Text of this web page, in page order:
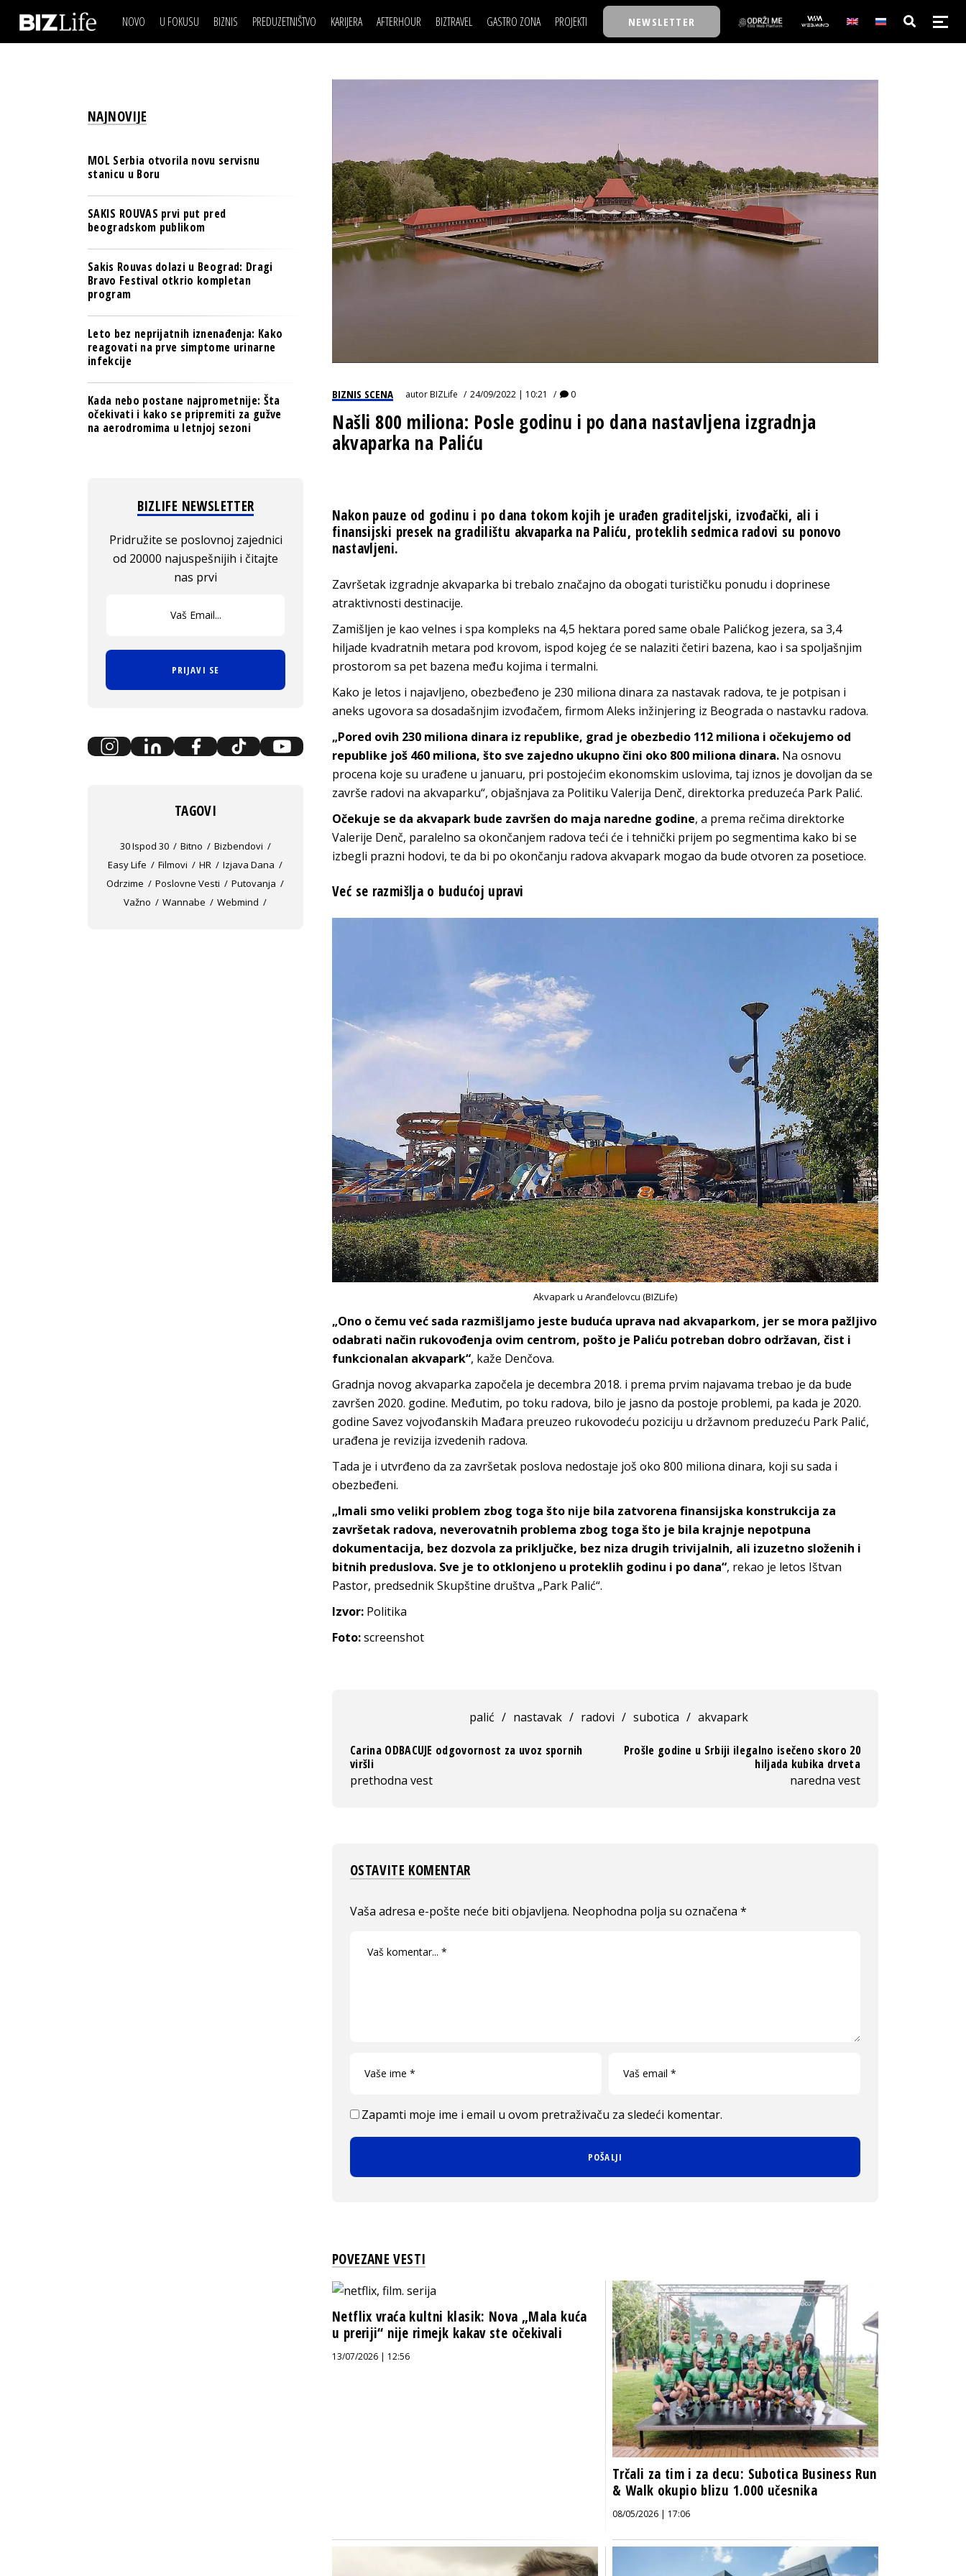
NOVO U FOKUSU BIZNIS
OSIGURANJE
BIZNIS & SPORT
PULS REGIONA
PREDUZETNIŠTVO KARIJERA
KNOW-HOW
AFTERHOUR
WELLBEING
BIZTRAVEL GASTRO ZONA PROJEKTI
BACK TO OFFICE/SCHOOL
BIZBENDOVI
BIZKOLEGIJUM
BMW BIZNIS LIGA
BIZLIFE WEEK
IZJAVA GODINE
NEWSLETTER
IZJAVA DANABIZNIS SCENA
BREND I KOMUNIKACIJE
OSIGURANJE
POSAO
MOJ UGAO
FILM I SCENA
AUTO SVET
NAJKOLEGA
30 ISPOD 30
BIZKOLEGIJUM
BMW BIZNIS LIGA
BIZLIFE WEEK
IZJAVA GODINE
BIZNIS SCENA autorBIZLife 24/09/2022 | 10:21 0
Našli 800 miliona: Posle godinu i po dana nastavljena izgradnja
akvaparka na Paliću
Nakon pauze od godinu i po dana tokom kojih je urađen graditeljski, izvođački, ali i
finansijski presek na gradilištu akvaparka na Paliću, proteklih sedmica radovi su ponovo
nastavljeni.
Završetak izgradnje akvaparka bi trebalo značajno da obogati turističku ponudu i doprinese
atraktivnosti destinacije.
Zamišljen je kao velnes i spa kompleks na 4,5 hektara pored same obale Palićkog jezera, sa 3,4
hiljade kvadratnih metara pod krovom, ispod kojeg će se nalaziti četiri bazena, kao i sa spoljašnjim
prostorom sa pet bazena među kojima i termalni.
Kako je letos i najavljeno, obezbeđeno je 230 miliona dinara za nastavak radova, te je potpisan i
aneks ugovora sa dosadašnjim izvođačem, firmom Aleks inžinjering iz Beograda o nastavku radova.
„Pored ovih 230 miliona dinara iz republike, grad je obezbedio 112 miliona i očekujemo od
republike još 460 miliona, što sve zajedno ukupno čini oko 800 miliona dinara. Na osnovu
procena koje su urađene u januaru, pri postojećim ekonomskim uslovima, taj iznos je dovoljan da se
završe radovi na akvaparku“, objašnjava za Politiku Valerija Denč, direktorka preduzeća Park Palić.
Očekuje se da akvapark bude završen do maja naredne godine, a prema rečima direktorke
Valerije Denč, paralelno sa okončanjem radova teći će i tehnički prijem po segmentima kako bi se
izbegli prazni hodovi, te da bi po okončanju radova akvapark mogao da bude otvoren za posetioce.
Već se razmišlja o budućoj upravi
Akvapark u Aranđelovcu (BIZLife)
„Ono o čemu već sada razmišljamo jeste buduća uprava nad akvaparkom, jer se mora pažljivo
odabrati način rukovođenja ovim centrom, pošto je Paliću potreban dobro održavan, čist i
funkcionalan akvapark“, kaže Denčova.
Gradnja novog akvaparka započela je decembra 2018. i prema prvim najavama trebao je da bude
završen 2020. godine. Međutim, po toku radova, bilo je jasno da postoje problemi, pa kada je 2020.
godine Savez vojvođanskih Mađara preuzeo rukovodeću poziciju u državnom preduzeću Park Palić,
urađena je revizija izvedenih radova.
Tada je i utvrđeno da za završetak poslova nedostaje još oko 800 miliona dinara, koji su sada i
obezbeđeni.
„Imali smo veliki problem zbog toga što nije bila zatvorena finansijska konstrukcija za
završetak radova, neverovatnih problema zbog toga što je bila krajnje nepotpuna
dokumentacija, bez dozvola za priključke, bez niza drugih trivijalnih, ali izuzetno složenih i
bitnih preduslova. Sve je to otklonjeno u proteklih godinu i po dana“, rekao je letos Ištvan
Pastor, predsednik Skupštine društva „Park Palić“.
Izvor: Politika
Foto:screenshot
palić / nastavak / radovi / subotica / akvapark
Carina ODBACUJE odgovornost za uvoz spornih
viršli
prethodna vest
Prošle godine u Srbiji ilegalno isečeno skoro 20
hiljada kubika drveta
naredna vest
OSTAVITE KOMENTAR
Vaša adresa e-pošte neće biti objavljena. Neophodna polja su označena *
Zapamti moje ime i email u ovom pretraživaču za sledeći komentar.
POVEZANE VESTI
Netflix vraća kultni klasik: Nova „Mala kuća
u preriji“ nije rimejk kakav ste očekivali
13/07/2026 | 12:56
Trčali za tim i za decu: Subotica Business Run
& Walk okupio blizu 1.000 učesnika
08/05/2026 | 17:06
NAJNOVIJE
MOL Serbia otvorila novu servisnu
stanicu u Boru
SAKIS ROUVAS prvi put pred
beogradskom publikom
Sakis Rouvas dolazi u Beograd: Dragi
Bravo Festival otkrio kompletan
program
Leto bez neprijatnih iznenađenja: Kako
reagovati na prve simptome urinarne
infekcije
Kada nebo postane najprometnije: Šta
očekivati i kako se pripremiti za gužve
na aerodromima u letnjoj sezoni
BIZLIFE NEWSLETTER
Pridružite se poslovnoj zajednici
od 20000 najuspešnijih i čitajte
nas prvi
PRIJAVI SE
TAGOVI
30 Ispod 30 Bitno
Bizbendovi
Easy Life
Filmovi HR
Izjava Dana
Odrzime
Poslovne Vesti
Putovanja
Važno
Wannabe Webmind